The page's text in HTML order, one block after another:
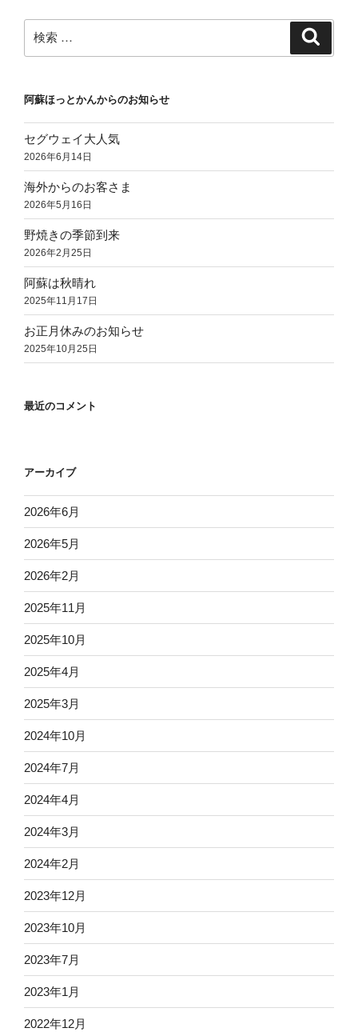
ン
索:
阿蘇ほっとかんからのお知らせ
セグウェイ大人気
2026年6月14日
海外からのお客さま
2026年5月16日
野焼きの季節到来
2026年2月25日
阿蘇は秋晴れ
2025年11月17日
お正月休みのお知らせ
2025年10月25日
最近のコメント
アーカイブ
2026年6月
2026年5月
2026年2月
2025年11月
2025年10月
2025年4月
2025年3月
2024年10月
2024年7月
2024年4月
2024年3月
2024年2月
2023年12月
2023年10月
2023年7月
2023年1月
2022年12月